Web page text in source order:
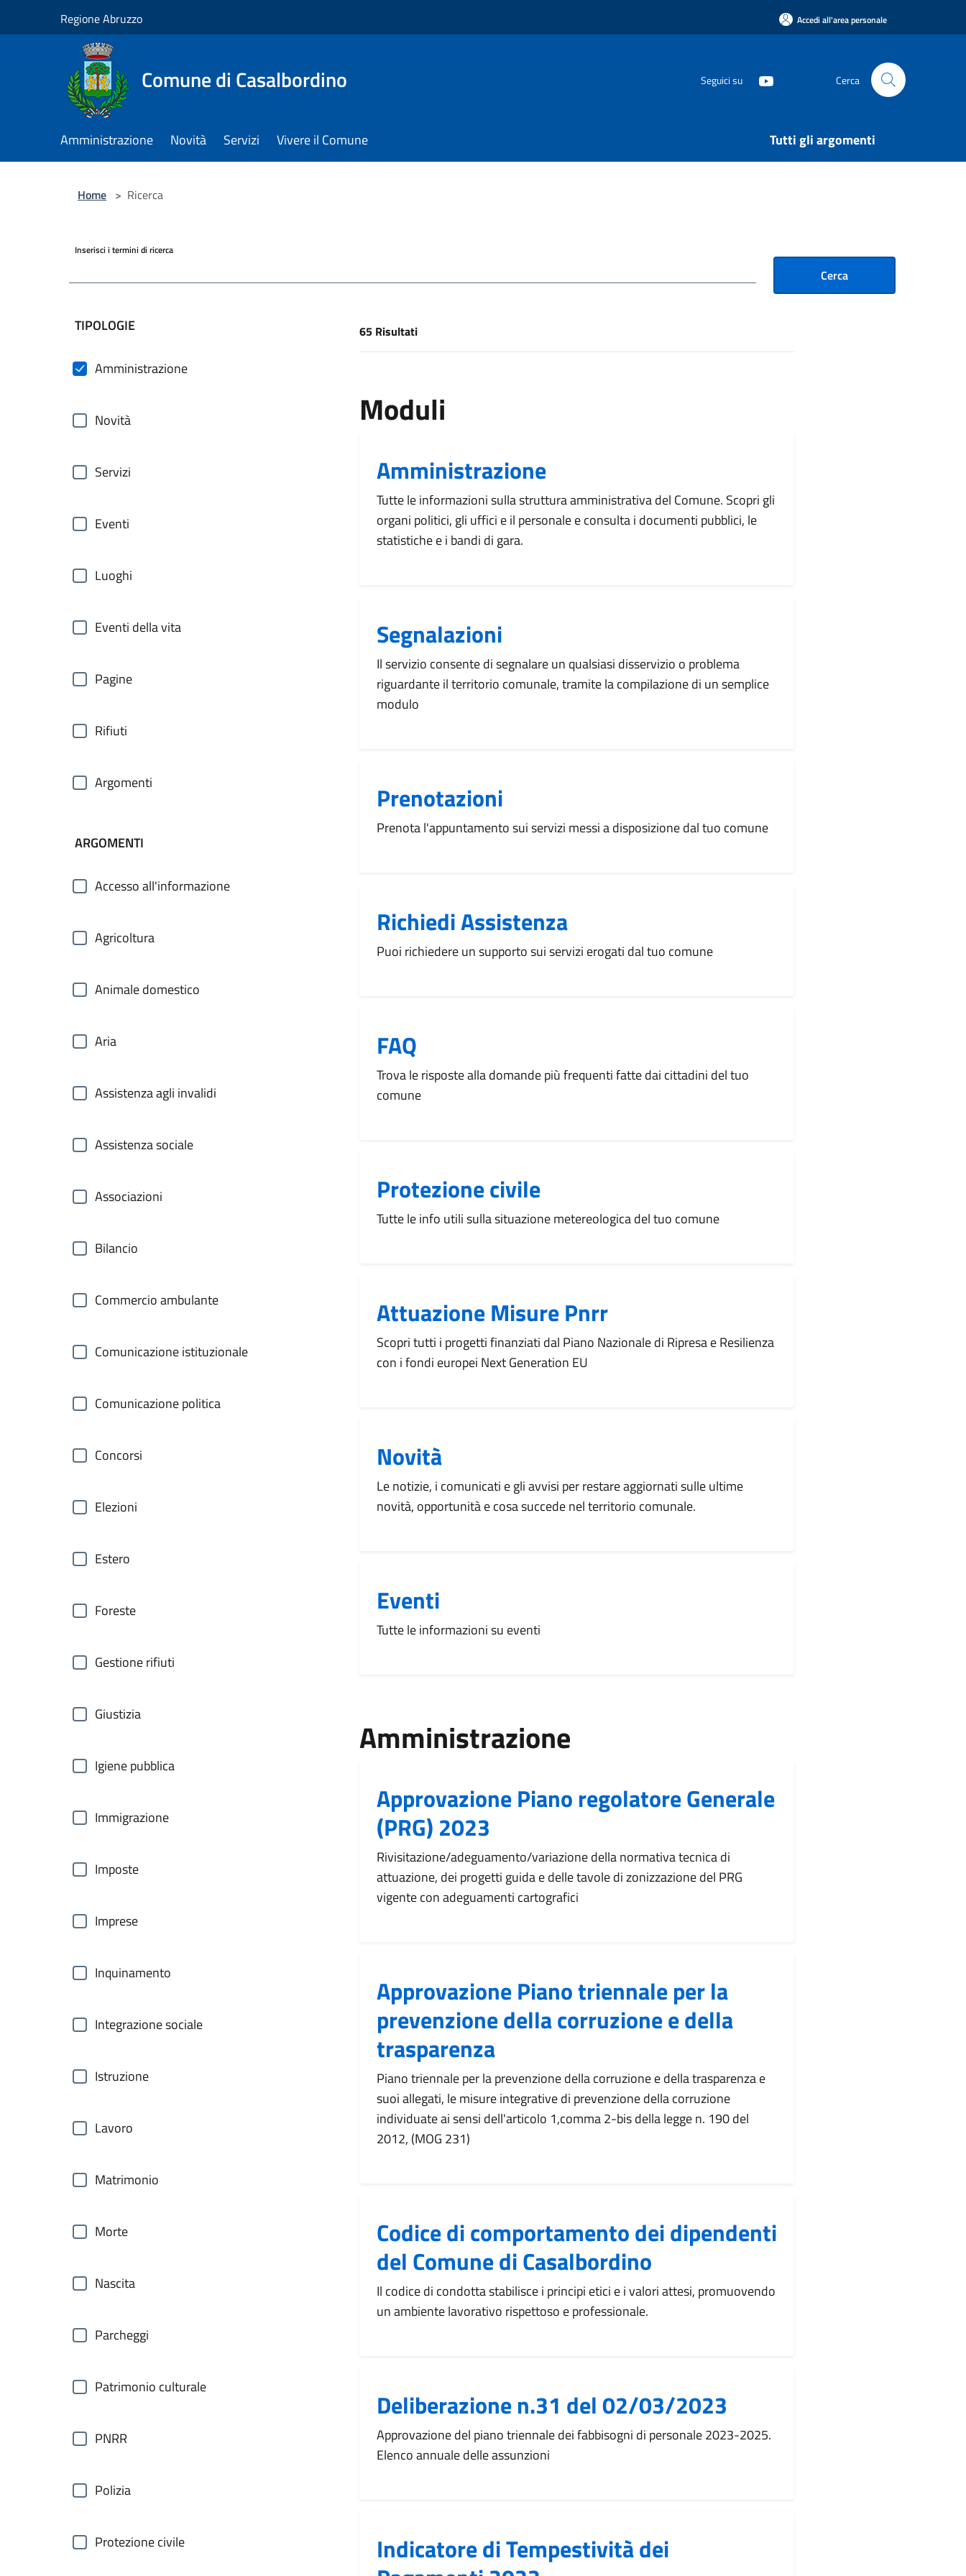
Regione Abruzzo Accedi all'area personale
Comune di Casalbordino Seguici su Cerca
Amministrazione Novità Servizi Vivere il Comune Tutti gli argomenti
Home > Ricerca
Inserisci i termini di ricerca
Cerca
filtri da applicare
TIPOLOGIE
Amministrazione
Novità
Servizi
Eventi
Luoghi
Eventi della vita
Pagine
Rifiuti
Argomenti
ARGOMENTI
Accesso all'informazione
Agricoltura
Animale domestico
Aria
Assistenza agli invalidi
Assistenza sociale
Associazioni
Bilancio
Commercio ambulante
Comunicazione istituzionale
Comunicazione politica
Concorsi
Elezioni
Estero
Foreste
Gestione rifiuti
Giustizia
Igiene pubblica
Immigrazione
Imposte
Imprese
Inquinamento
Integrazione sociale
Istruzione
Lavoro
Matrimonio
Morte
Nascita
Parcheggi
Patrimonio culturale
PNRR
Polizia
Protezione civile
[results] Risultati
65 Risultati
Moduli
Amministrazione
Tutte le informazioni sulla struttura amministrativa del Comune. Scopri gli
organi politici, gli uffici e il personale e consulta i documenti pubblici, le
statistiche e i bandi di gara.
Segnalazioni
Il servizio consente di segnalare un qualsiasi disservizio o problema
riguardante il territorio comunale, tramite la compilazione di un semplice
modulo
Prenotazioni
Prenota l'appuntamento sui servizi messi a disposizione dal tuo comune
Richiedi Assistenza
Puoi richiedere un supporto sui servizi erogati dal tuo comune
FAQ
Trova le risposte alla domande più frequenti fatte dai cittadini del tuo
comune
Protezione civile
Tutte le info utili sulla situazione metereologica del tuo comune
Attuazione Misure Pnrr
Scopri tutti i progetti finanziati dal Piano Nazionale di Ripresa e Resilienza
con i fondi europei Next Generation EU
Novità
Le notizie, i comunicati e gli avvisi per restare aggiornati sulle ultime
novità, opportunità e cosa succede nel territorio comunale.
Eventi
Tutte le informazioni su eventi
Amministrazione
Approvazione Piano regolatore Generale
(PRG) 2023
Rivisitazione/adeguamento/variazione della normativa tecnica di
attuazione, dei progetti guida e delle tavole di zonizzazione del PRG
vigente con adeguamenti cartografici
Approvazione Piano triennale per la
prevenzione della corruzione e della
trasparenza
Piano triennale per la prevenzione della corruzione e della trasparenza e
suoi allegati, le misure integrative di prevenzione della corruzione
individuate ai sensi dell'articolo 1,comma 2-bis della legge n. 190 del
2012, (MOG 231)
Codice di comportamento dei dipendenti
del Comune di Casalbordino
Il codice di condotta stabilisce i principi etici e i valori attesi, promuovendo
un ambiente lavorativo rispettoso e professionale.
Deliberazione n.31 del 02/03/2023
Approvazione del piano triennale dei fabbisogni di personale 2023-2025.
Elenco annuale delle assunzioni
Indicatore di Tempestività dei